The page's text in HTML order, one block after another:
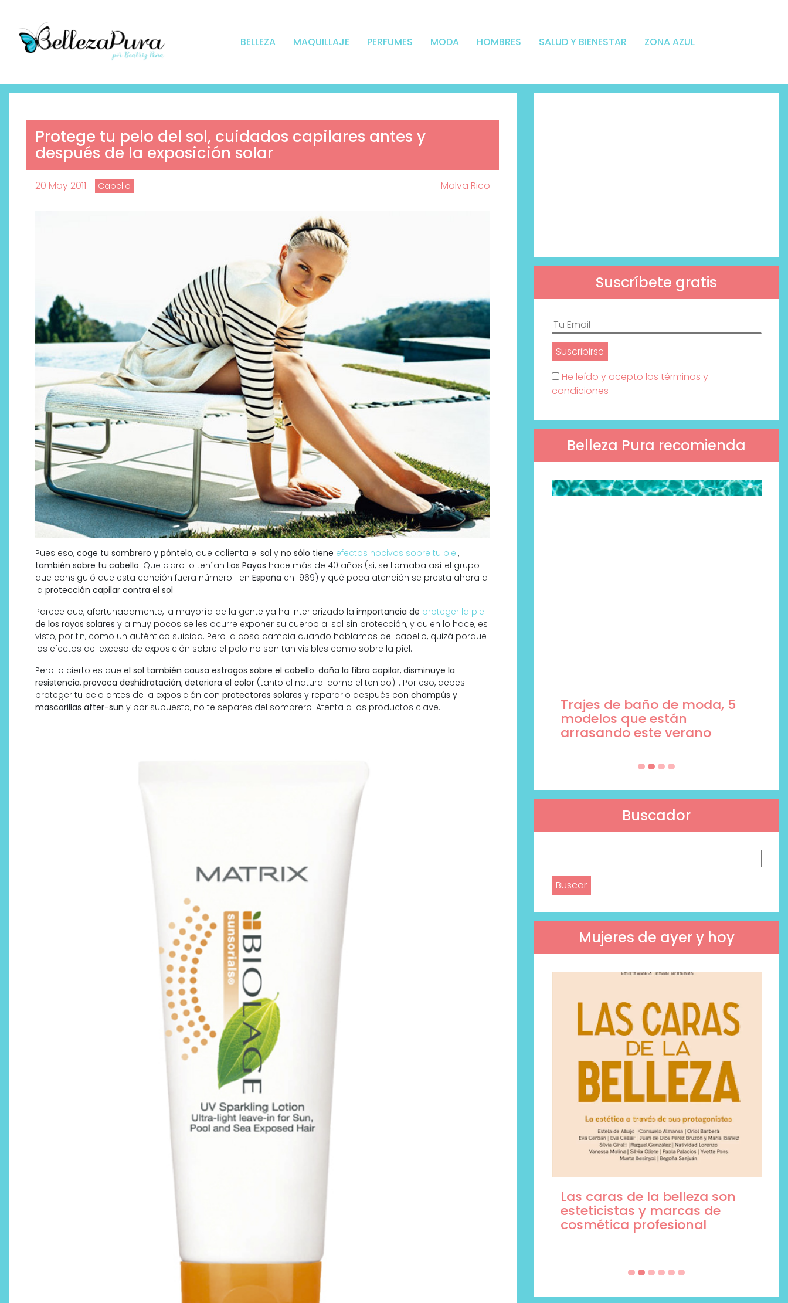
BELLEZA MAQUILLAJE PERFUMES MODA HOMBRES SALUD Y BIENESTAR ZONA AZUL
Protege tu pelo del sol, cuidados capilares antes y
después de la exposición solar
20 May 2011 Cabello Malva Rico
Pues eso, coge tu sombrero y póntelo, que calienta el sol y no sólo tiene efectos nocivos sobre tu piel,
también sobre tu cabello. Que claro lo tenían Los Payos hace más de 40 años (si, se llamaba así el grupo
que consiguió que esta canción fuera número 1 en España en 1969) y qué poca atención se presta ahora a
la protección capilar contra el sol.
Parece que, afortunadamente, la mayoría de la gente ya ha interiorizado la importancia de proteger la piel
de los rayos solares y a muy pocos se les ocurre exponer su cuerpo al sol sin protección, y quien lo hace, es
visto, por fin, como un auténtico suicida. Pero la cosa cambia cuando hablamos del cabello, quizá porque
los efectos del exceso de exposición sobre el pelo no son tan visibles como sobre la piel.
Pero lo cierto es que el sol también causa estragos sobre el cabello: daña la fibra capilar, disminuye la
resistencia, provoca deshidratación, deteriora el color (tanto el natural como el teñido)… Por eso, debes
proteger tu pelo antes de la exposición con protectores solares y repararlo después con champús y
mascarillas after-sun y por supuesto, no te separes del sombrero. Atenta a los productos clave.
Suscríbete gratis
He leído y acepto los términos y
condiciones
Belleza Pura recomienda
Descubre cómo la cosmética
profesional va desde las
Por qué los bálsamos de CBD
tópico se han convertido en
Trajes de baño de moda, 5
modelos que están
arrasando este verano
Buscador
Mujeres de ayer y hoy
¿Qué revelan las zapatillas Labeau Organic continúa
del bienestar
Las caras de la belleza son
esteticistas y marcas de
cosmética profesional